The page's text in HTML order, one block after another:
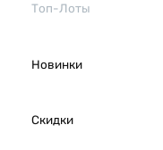
Топ-Лоты
Новинки
Скидки